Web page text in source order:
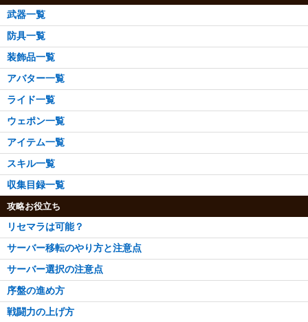
武器一覧
防具一覧
装飾品一覧
アバター一覧
ライド一覧
ウェポン一覧
アイテム一覧
スキル一覧
収集目録一覧
攻略お役立ち
リセマラは可能？
サーバー移転のやり方と注意点
サーバー選択の注意点
序盤の進め方
戦闘力の上げ方